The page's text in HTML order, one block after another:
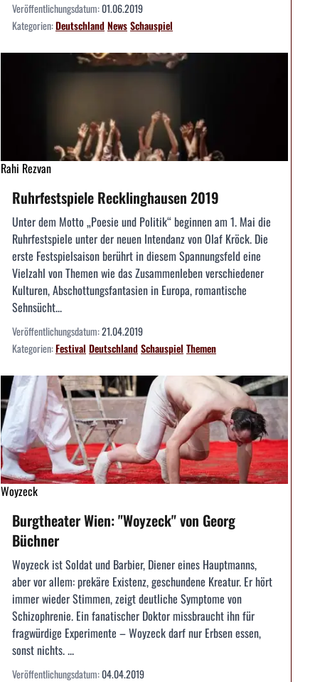
Veröffentlichungsdatum:01.06.2019
Kategorien:DeutschlandNewsSchauspiel
Rahi Rezvan
Ruhrfestspiele Recklinghausen 2019
Unter dem Motto „Poesie und Politik“ beginnen am 1. Mai die
Ruhrfestspiele unter der neuen Intendanz von Olaf Kröck. Die
erste Festspielsaison berührt in diesem Spannungsfeld eine
Vielzahl von Themen wie das Zusammenleben verschiedener
Kulturen, Abschottungsfantasien in Europa, romantische
Sehnsücht...
Veröffentlichungsdatum:21.04.2019
Kategorien:Festival DeutschlandSchauspiel Themen
Woyzeck
Burgtheater Wien: "Woyzeck" von Georg
Büchner
Woyzeck ist Soldat und Barbier, Diener eines Hauptmanns,
aber vor allem: prekäre Existenz, geschundene Kreatur. Er hört
immer wieder Stimmen, zeigt deutliche Symptome von
Schizophrenie. Ein fanatischer Doktor missbraucht ihn für
fragwürdige Experimente – Woyzeck darf nur Erbsen essen,
sonst nichts. ...
Veröffentlichungsdatum:04.04.2019